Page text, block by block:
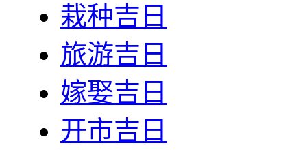
栽种吉日
旅游吉日
嫁娶吉日
开市吉日